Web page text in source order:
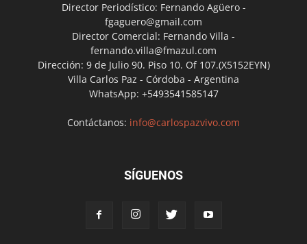
Director Periodístico: Fernando Agüero -
fgaguero@gmail.com
Director Comercial: Fernando Villa -
fernando.villa@fmazul.com
Dirección: 9 de Julio 90. Piso 10. Of 107.(X5152EYN)
Villa Carlos Paz - Córdoba - Argentina
WhatsApp: +5493541585147
Contáctanos: info@carlospazvivo.com
SÍGUENOS